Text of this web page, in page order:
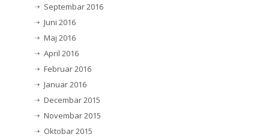
Septembar 2016
Juni 2016
Maj 2016
April 2016
Februar 2016
Januar 2016
Decembar 2015
Novembar 2015
Oktobar 2015